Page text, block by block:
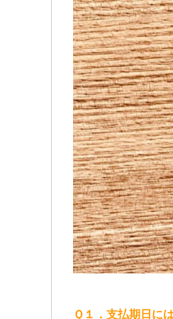
Ｑ１．支払期日に